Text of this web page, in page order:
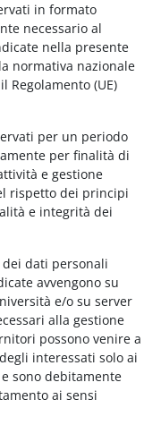
in formato
necessario al
nella presente
normativa nazionale
Regolamento (UE)
per un periodo
per finalità di
e gestione
rispetto dei principi
e integrità dei
dei dati personali
avvengono su
e/o su server
alla gestione
possono venire a
interessati solo ai
sono debitamente
ai sensi